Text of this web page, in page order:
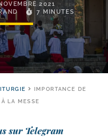
2021
7 MINUTES
IMPORTANCE DE
À LA MESSE
sur Telegram